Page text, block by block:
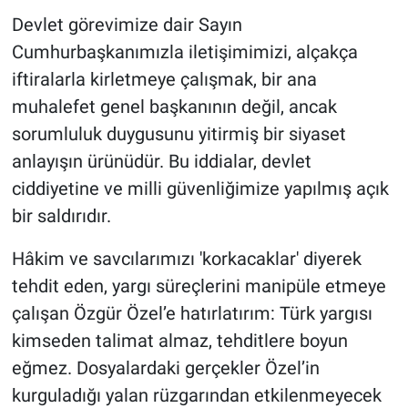
Devlet görevimize dair Sayın
Cumhurbaşkanımızla iletişimimizi, alçakça
iftiralarla kirletmeye çalışmak, bir ana
muhalefet genel başkanının değil, ancak
sorumluluk duygusunu yitirmiş bir siyaset
anlayışın ürünüdür. Bu iddialar, devlet
ciddiyetine ve milli güvenliğimize yapılmış açık
bir saldırıdır.
Hâkim ve savcılarımızı 'korkacaklar' diyerek
tehdit eden, yargı süreçlerini manipüle etmeye
çalışan Özgür Özel’e hatırlatırım: Türk yargısı
kimseden talimat almaz, tehditlere boyun
eğmez. Dosyalardaki gerçekler Özel’in
kurguladığı yalan rüzgarından etkilenmeyecek